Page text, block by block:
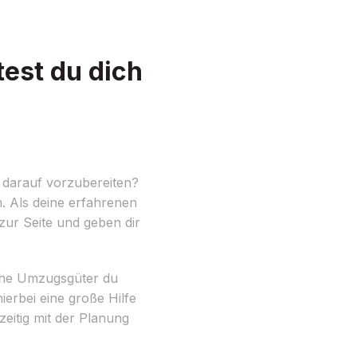
du dich
vorzubereiten?
Als deine erfahrenen
Seite und geben dir
Umzugsgüter du
eine große Hilfe
mit der Planung